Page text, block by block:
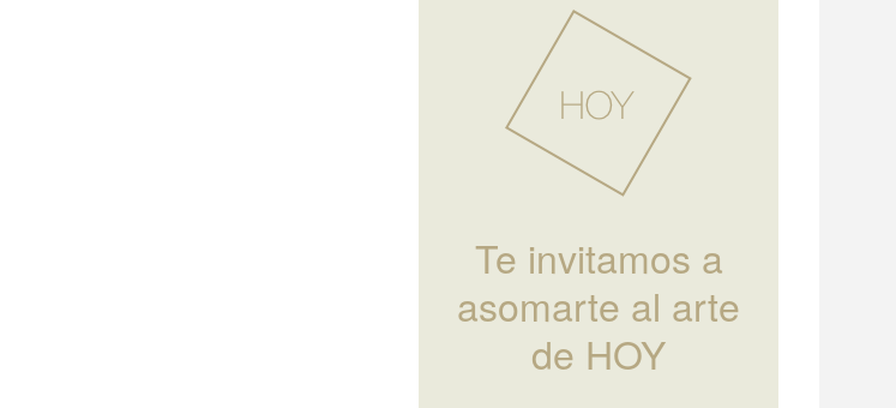
Te invitamos a
asomarte al arte
de HOY